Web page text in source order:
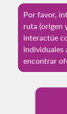
Por favor,
ruta (origen
interactúe
individuales
encontrar